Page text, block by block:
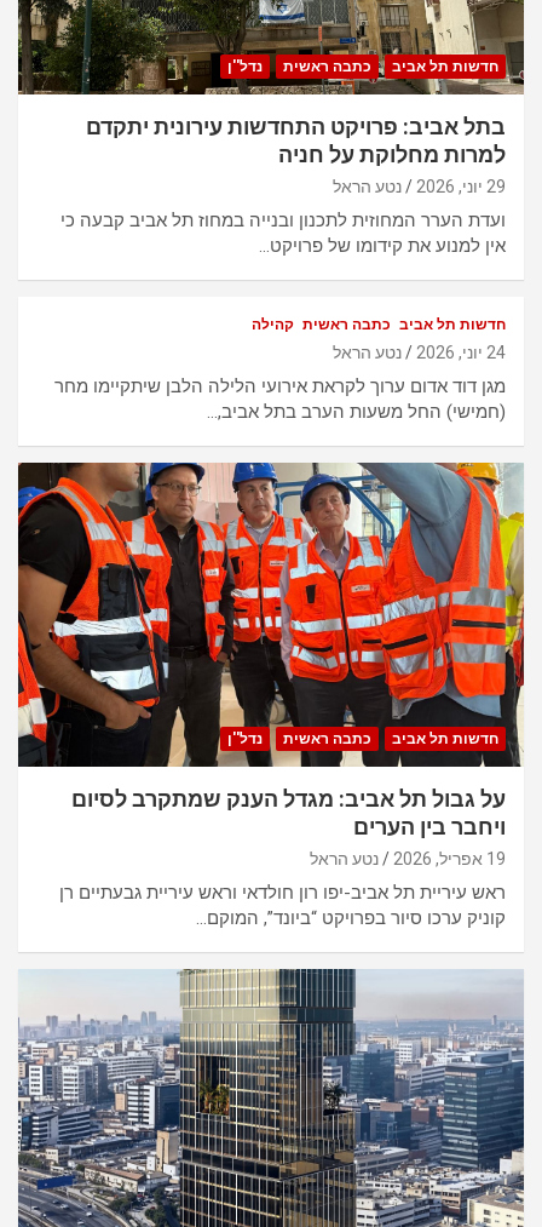
חדשות תל אביב כתבה ראשית נדל''ן
בתל אביב: פרויקט התחדשות עירונית יתקדם
למרות מחלוקת על חניה
29 יוני, 2026 נטע הראל
ועדת הערר המחוזית לתכנון ובנייה במחוז תל אביב קבעה כי
אין למנוע את קידומו של פרויקט…
חדשות תל אביב כתבה ראשית קהילה
24 יוני, 2026 נטע הראל
מגן דוד אדום ערוך לקראת אירועי הלילה הלבן שיתקיימו מחר
(חמישי) החל משעות הערב בתל אביב,…
חדשות תל אביב כתבה ראשית נדל''ן
על גבול תל אביב: מגדל הענק שמתקרב לסיום
ויחבר בין הערים
19 אפריל, 2026 נטע הראל
ראש עיריית תל אביב-יפו רון חולדאי וראש עיריית גבעתיים רן
קוניק ערכו סיור בפרויקט “ביונד”, המוקם…